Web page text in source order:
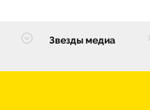
Звезды медиа